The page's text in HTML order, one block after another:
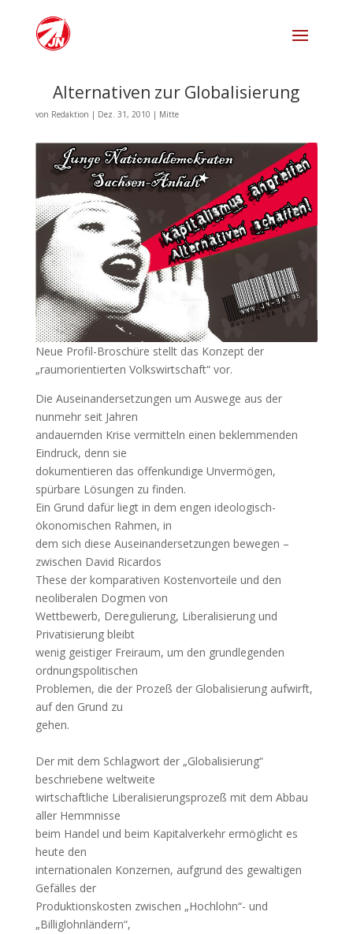
Alternativen zur Globalisierung
von Redaktion | Dez. 31, 2010 | Mitte
Neue Profil-Broschüre stellt das Konzept der
„raumorientierten Volkswirtschaft“ vor.
Die Auseinandersetzungen um Auswege aus der
nunmehr seit Jahren
andauernden Krise vermitteln einen beklemmenden
Eindruck, denn sie
dokumentieren das offenkundige Unvermögen,
spürbare Lösungen zu finden.
Ein Grund dafür liegt in dem engen ideologisch-
ökonomischen Rahmen, in
dem sich diese Auseinandersetzungen bewegen –
zwischen David Ricardos
These der komparativen Kostenvorteile und den
neoliberalen Dogmen von
Wettbewerb, Deregulierung, Liberalisierung und
Privatisierung bleibt
wenig geistiger Freiraum, um den grundlegenden
ordnungspolitischen
Problemen, die der Prozeß der Globalisierung aufwirft,
auf den Grund zu
gehen.
Der mit dem Schlagwort der „Globalisierung“
beschriebene weltweite
wirtschaftliche Liberalisierungsprozeß mit dem Abbau
aller Hemmnisse
beim Handel und beim Kapitalverkehr ermöglicht es
heute den
internationalen Konzernen, aufgrund des gewaltigen
Gefälles der
Produktionskosten zwischen „Hochlohn“- und
„Billiglohnländern“,